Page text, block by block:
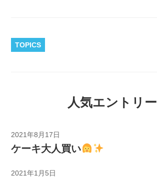
TOPICS
人気エントリー
2021年8月17日
ケーキ大人買い
2021年1月5日